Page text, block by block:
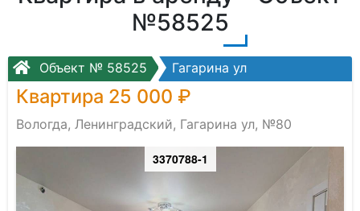
№58525
Объект № 58525 Гагарина ул
Квартира 25 000 ₽
Вологда, Ленинградский, Гагарина ул, №80
3370788-1